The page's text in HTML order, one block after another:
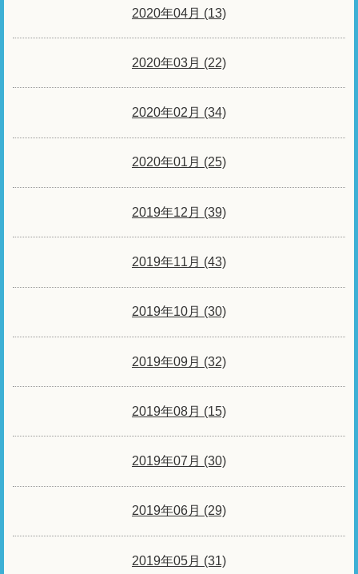
2020年04月 (13)
2020年03月 (22)
2020年02月 (34)
2020年01月 (25)
2019年12月 (39)
2019年11月 (43)
2019年10月 (30)
2019年09月 (32)
2019年08月 (15)
2019年07月 (30)
2019年06月 (29)
2019年05月 (31)